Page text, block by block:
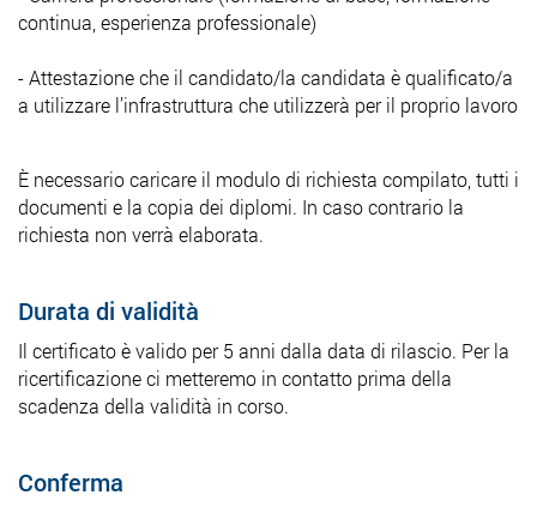
continua, esperienza professionale)
- Attestazione che il candidato/la candidata è qualificato/a
a utilizzare l’infrastruttura che utilizzerà per il proprio lavoro
È necessario caricare il modulo di richiesta compilato, tutti i
documenti e la copia dei diplomi. In caso contrario la
richiesta non verrà elaborata.
Durata di validità
Il certificato è valido per 5 anni dalla data di rilascio. Per la
ricertificazione ci metteremo in contatto prima della
scadenza della validità in corso.
Conferma